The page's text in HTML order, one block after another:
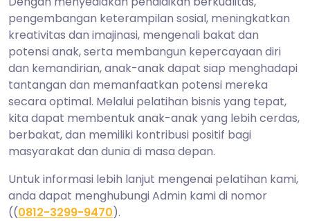
pengembangan keterampilan sosial, meningkatkan
kreativitas dan imajinasi, mengenali bakat dan
potensi anak, serta membangun kepercayaan diri
dan kemandirian, anak-anak dapat siap menghadapi
tantangan dan memanfaatkan potensi mereka
secara optimal. Melalui pelatihan bisnis yang tepat,
kita dapat membentuk anak-anak yang lebih cerdas,
berbakat, dan memiliki kontribusi positif bagi
masyarakat dan dunia di masa depan.
Untuk informasi lebih lanjut mengenai pelatihan kami,
anda dapat menghubungi Admin kami di nomor
((0812-3299-9470).